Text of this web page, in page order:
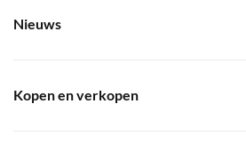
Nieuws
Kopen en verkopen